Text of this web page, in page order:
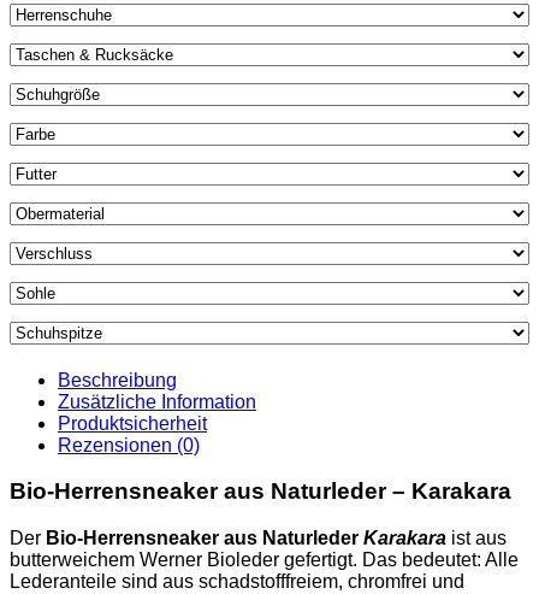
Beschreibung
Zusätzliche Information
Produktsicherheit
Rezensionen (0)
Bio-Herrensneaker aus Naturleder – Karakara
Der Bio-Herrensneaker aus Naturleder Karakara ist aus
butterweichem Werner Bioleder gefertigt. Das bedeutet: Alle
Lederanteile sind aus schadstofffreiem, chromfrei und